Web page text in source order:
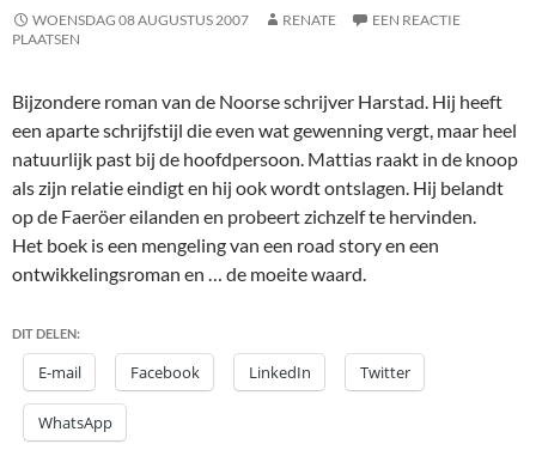
WOENSDAG 08 AUGUSTUS 2007 RENATE
EEN REACTIE
PLAATSEN
Bijzondere roman van de Noorse schrijver Harstad. Hij heeft
een aparte schrijfstijl die even wat gewenning vergt, maar heel
natuurlijk past bij de hoofdpersoon. Mattias raakt in de knoop
als zijn relatie eindigt en hij ook wordt ontslagen. Hij belandt
op de Faeröer eilanden en probeert zichzelf te hervinden.
Het boek is een mengeling van een road story en een
ontwikkelingsroman en … de moeite waard.
DIT DELEN:
E-mail Facebook LinkedIn Twitter
WhatsApp